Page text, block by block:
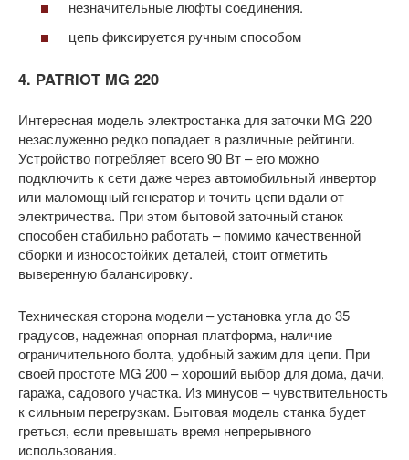
незначительные люфты соединения.
цепь фиксируется ручным способом
4. PATRIOT MG 220
Интересная модель электростанка для заточки MG 220
незаслуженно редко попадает в различные рейтинги.
Устройство потребляет всего 90 Вт – его можно
подключить к сети даже через автомобильный инвертор
или маломощный генератор и точить цепи вдали от
электричества. При этом бытовой заточный станок
способен стабильно работать – помимо качественной
сборки и износостойких деталей, стоит отметить
выверенную балансировку.
Техническая сторона модели – установка угла до 35
градусов, надежная опорная платформа, наличие
ограничительного болта, удобный зажим для цепи. При
своей простоте MG 200 – хороший выбор для дома, дачи,
гаража, садового участка. Из минусов – чувствительность
к сильным перегрузкам. Бытовая модель станка будет
греться, если превышать время непрерывного
использования.